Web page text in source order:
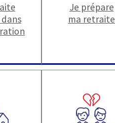
Je prépare
ma retraite